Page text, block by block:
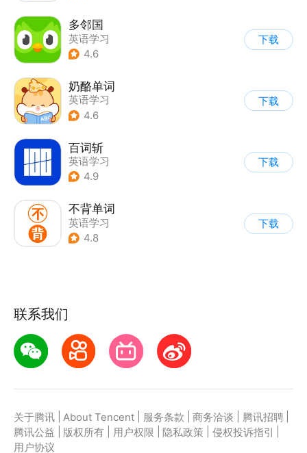
多邻国
英语学习
4.6
下载
奶酪单词
英语学习
4.6
下载
百词斩
英语学习
4.9
下载
不背单词
英语学习
4.8
下载
联系我们
关于腾讯 About Tencent 服务条款 商务洽谈 腾讯招聘
腾讯公益
版权所有 用户权限 隐私政策 侵权投诉指引
用户协议